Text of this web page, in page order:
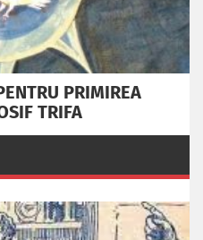
PRIMIREA
TRIFA